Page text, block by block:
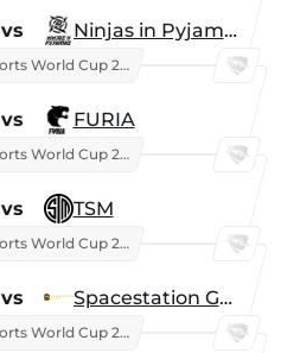
vs Ninjas in Pyjamas
Esports World Cup 2026
vs FURIA
Esports World Cup 2026
vs TSM
Esports World Cup 2026
vs Spacestation Gaming
Esports World Cup 2026